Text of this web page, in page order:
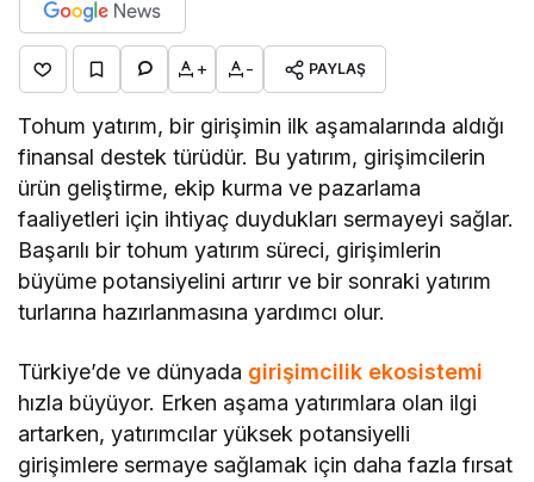
+ - PAYLAŞ
Tohum yatırım, bir girişimin ilk aşamalarında aldığı
finansal destek türüdür. Bu yatırım, girişimcilerin
ürün geliştirme, ekip kurma ve pazarlama
faaliyetleri için ihtiyaç duydukları sermayeyi sağlar.
Başarılı bir tohum yatırım süreci, girişimlerin
büyüme potansiyelini artırır ve bir sonraki yatırım
turlarına hazırlanmasına yardımcı olur.
Türkiye’de ve dünyada girişimcilik ekosistemi
hızla büyüyor. Erken aşama yatırımlara olan ilgi
artarken, yatırımcılar yüksek potansiyelli
girişimlere sermaye sağlamak için daha fazla fırsat